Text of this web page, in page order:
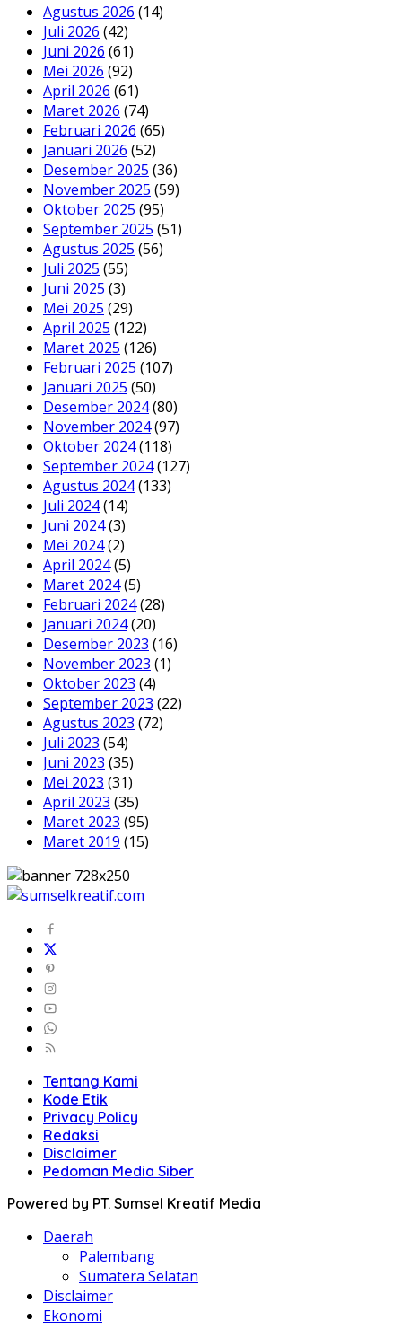
Agustus 2026 (14)
Juli 2026 (42)
Juni 2026 (61)
Mei 2026 (92)
April 2026 (61)
Maret 2026 (74)
Februari 2026 (65)
Januari 2026 (52)
Desember 2025 (36)
November 2025 (59)
Oktober 2025 (95)
September 2025 (51)
Agustus 2025 (56)
Juli 2025 (55)
Juni 2025 (3)
Mei 2025 (29)
April 2025 (122)
Maret 2025 (126)
Februari 2025 (107)
Januari 2025 (50)
Desember 2024(80)
November 2024(97)
Oktober 2024(118)
September 2024(127)
Agustus 2024(133)
Juli 2024(14)
Juni 2024(3)
Mei 2024(2)
April 2024(5)
Maret 2024(5)
Februari 2024(28)
Januari 2024(20)
Desember 2023 (16)
November 2023 (1)
Oktober 2023 (4)
September 2023 (22)
Agustus 2023 (72)
Juli 2023 (54)
Juni 2023 (35)
Mei 2023 (31)
April 2023 (35)
Maret 2023 (95)
Maret 2019 (15)
Tentang Kami
Kode Etik
Privacy Policy
Redaksi
Disclaimer
Pedoman Media Siber
Powered by PT. Sumsel Kreatif Media
Daerah
Palembang
Sumatera Selatan
Disclaimer
Ekonomi